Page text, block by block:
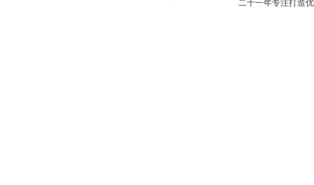
二十一年专注打造